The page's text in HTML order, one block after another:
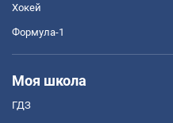
Хокей
Формула-1
Моя школа
ГДЗ